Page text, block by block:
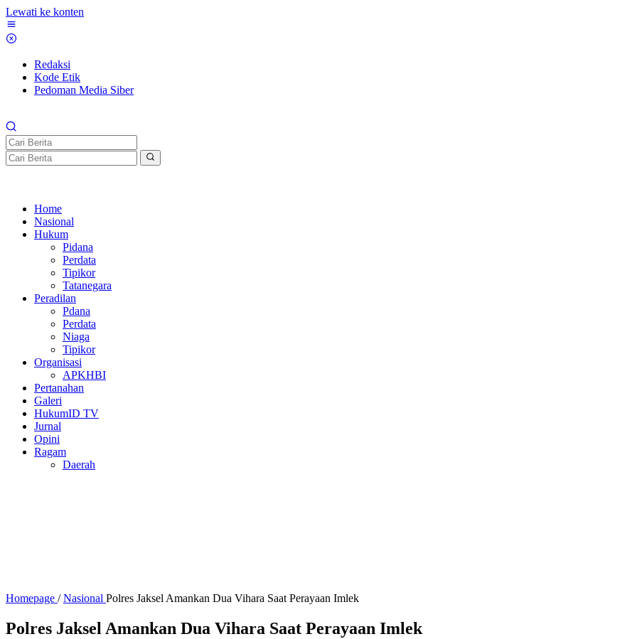
Lewati ke konten
Redaksi
Kode Etik
Pedoman Media Siber
Home
Nasional
Hukum
Pidana
Perdata
Tipikor
Tatanegara
Peradilan
Pdana
Perdata
Niaga
Tipikor
Organisasi
APKHBI
Pertanahan
Galeri
HukumID TV
Jurnal
Opini
Ragam
Daerah
Homepage / Nasional Polres Jaksel Amankan Dua Vihara Saat Perayaan Imlek
Polres Jaksel Amankan Dua Vihara Saat Perayaan Imlek